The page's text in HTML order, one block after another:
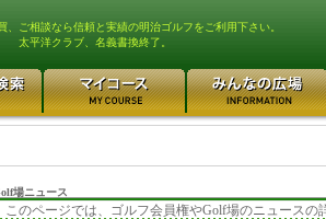
、ご相談なら信頼と実績の明治ゴルフをご利用下さい。
太平洋クラブ、名義書換終了。
平塚富士見カントリークラ... 700万円
さ
場ニュース
このページでは、ゴルフ会員権やGolf場のニュースの